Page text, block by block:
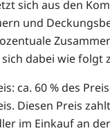
sich aus den
und
dabei wie folgt
ca. 60 % des
Diesen Preis
im Einkauf an